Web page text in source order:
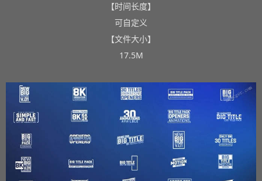
【时间长度】
可自定义
【文件大小】
17.5M